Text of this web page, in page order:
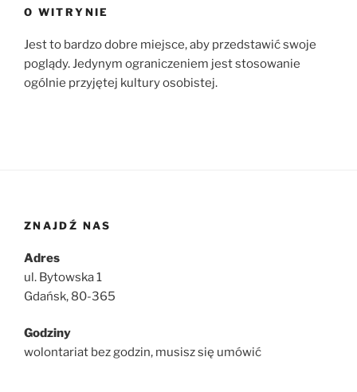
O WITRYNIE
Jest to bardzo dobre miejsce, aby przedstawić swoje
poglądy. Jedynym ograniczeniem jest stosowanie
ogólnie przyjętej kultury osobistej.
ZNAJDŹ NAS
Adres
ul. Bytowska 1
Gdańsk, 80-365
Godziny
wolontariat bez godzin, musisz się umówić